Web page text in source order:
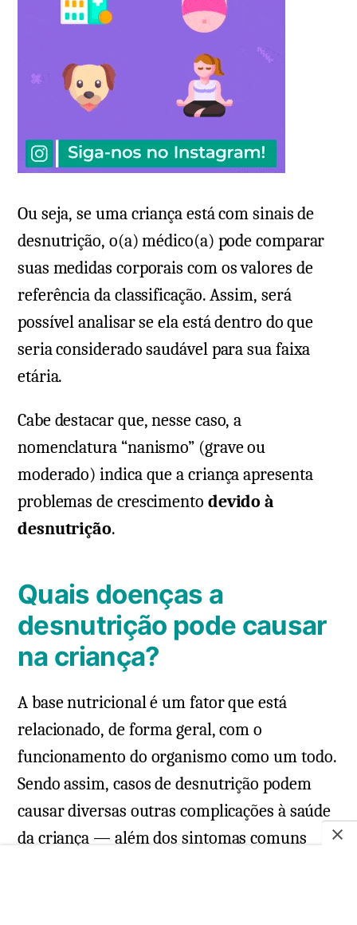
Ou seja, se uma criança está com sinais de
desnutrição, o(a) médico(a) pode comparar
suas medidas corporais com os valores de
referência da classificação. Assim, será
possível analisar se ela está dentro do que
seria considerado saudável para sua faixa
etária.
Cabe destacar que, nesse caso, a
nomenclatura “nanismo” (grave ou
moderado) indica que a criança apresenta
problemas de crescimento devido à
desnutrição.
Quais doenças a
desnutrição pode causar
na criança?
A base nutricional é um fator que está
relacionado, de forma geral, com o
funcionamento do organismo como um todo.
Sendo assim, casos de desnutrição podem
causar diversas outras complicações à saúde
da criança — além dos sintomas comuns